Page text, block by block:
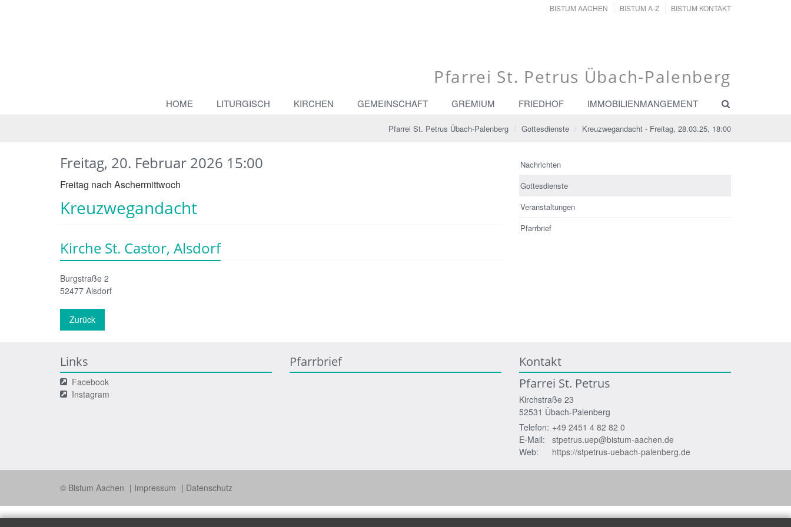
BISTUM AACHEN BISTUM A-Z BISTUM KONTAKT
Pfarrei St. Petrus Übach-Palenberg
HOME LITURGISCH KIRCHEN GEMEINSCHAFT GREMIUM FRIEDHOF IMMOBILIENMANGEMENT
Pfarrei St. Petrus Übach-Palenberg Gottesdienste Kreuzwegandacht - Freitag, 28.03.25, 18:00
Kreuzwegandacht
Freitag, 20. Februar 2026 15:00
Freitag nach Aschermittwoch
Kirche St. Castor, Alsdorf
Burgstraße 2
52477 Alsdorf
Zurück
Nachrichten
Gottesdienste
Veranstaltungen
Pfarrbrief
Links
Facebook
Instagram
Pfarrbrief
Kontakt
Pfarrei St. Petrus
Kirchstraße 23
52531 Übach-Palenberg
Telefon: +49 2451 4 82 82 0
E-Mail:
stpetrus.uep@bistum-aachen.de
Web:
https://stpetrus-uebach-palenberg.de
© Bistum Aachen Impressum Datenschutz